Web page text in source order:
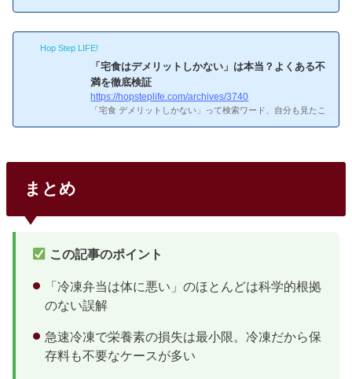
感を交えて、栄養・費用・飽き対策の面から検証してみま
す。出典：nosh（ナッシュ）公式サイト検証項目結果ポイン
ト栄養面○ ほぼ足りる食物繊維・ビタミンCはサラダで補う
費用面○ 平均食費内1日2食で月3.5〜4.2万円飽き対策△ 工夫
が必要複数サービス併用＋週1外食でリセット冷凍庫△ 容量
注意30L以上推奨...
Hop Step LIFE!
「宅食はデメリットしかない」は本当？よくある不
満を徹底検証
https://hopsteplife.com/archives/3740
「宅食 デメリットしかない」って検索ワード、自分も見たこ
ネガティブな意見をひとつずつ検証してみます。よくある不
ないおかずのみだと物足りない場合ありサラダ・味噌汁・ご
まとめ
この記事のポイント
「冷凍弁当は体に悪い」のほとんどは科学的根拠
のない誤解
急速冷凍で栄養素の損失は最小限。冷凍だから保
存料も不要なケースが多い